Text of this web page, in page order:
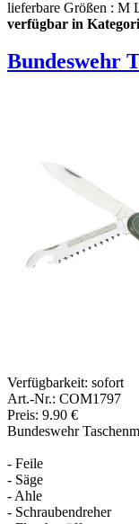
lieferbare Größen : M
verfügbar in
Bundeswehr
Verfügbarkeit: sofort
Art.-Nr.: COM1797
Preis: 9.90 €
Bundeswehr
- Feile
- Säge
- Ahle
- Schraubendreher